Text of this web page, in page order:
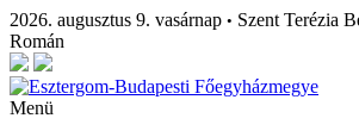
2026. augusztus 9. vasárnap • Szent Terézia
Román
Menü